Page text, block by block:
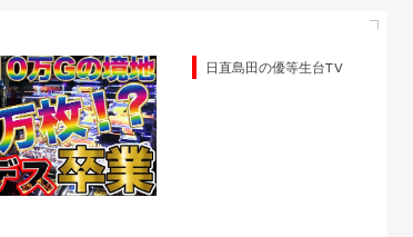
日直島田の優等生台TV